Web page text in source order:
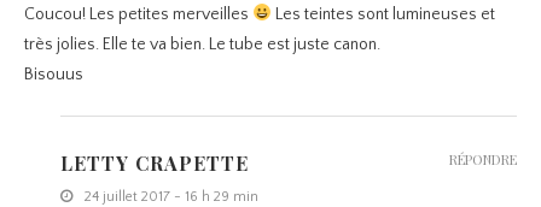
Coucou! Les petites merveilles
Les teintes sont lumineuses et
très jolies. Elle te va bien. Le tube est juste canon.
Bisouus
LETTY CRAPETTE
24 juillet 2017 - 16 h 29 min
RÉPONDRE